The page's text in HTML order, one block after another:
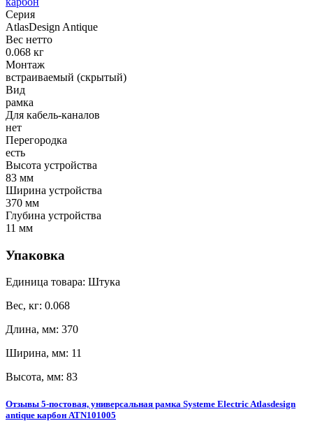
Серия
AtlasDesign Antique
Вес нетто
0.068 кг
Монтаж
встраиваемый (скрытый)
Вид
рамка
Для кабель-каналов
нет
Перегородка
есть
Высота устройства
83 мм
Ширина устройства
370 мм
Глубина устройства
11 мм
Упаковка
Единица товара: Штука
Вес, кг: 0.068
Длина, мм: 370
Ширина, мм: 11
Высота, мм: 83
Отзывы 5-постовая, универсальная рамка Systeme Electric Atlasdesign
antique карбон ATN101005